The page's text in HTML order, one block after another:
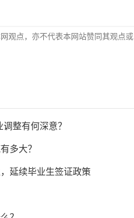
观点，亦不代表本网站赞同其观点或
整有何深意？
多大？
延续毕业生签证政策